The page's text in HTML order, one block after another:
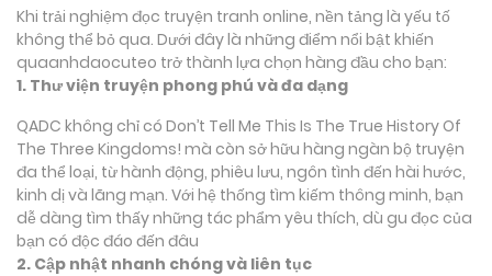
Khi trải nghiệm đọc truyện tranh online, nền tảng là yếu tố
không thể bỏ qua. Dưới đây là những điểm nổi bật khiến
quaanhdaocuteo trở thành lựa chọn hàng đầu cho bạn:
1. Thư viện truyện phong phú và đa dạng
QADC không chỉ có Don’t Tell Me This Is The True History Of
The Three Kingdoms! mà còn sở hữu hàng ngàn bộ truyện
đa thể loại, từ hành động, phiêu lưu, ngôn tình đến hài hước,
kinh dị và lãng mạn. Với hệ thống tìm kiếm thông minh, bạn
dễ dàng tìm thấy những tác phẩm yêu thích, dù gu đọc của
bạn có độc đáo đến đâu
2. Cập nhật nhanh chóng và liên tục